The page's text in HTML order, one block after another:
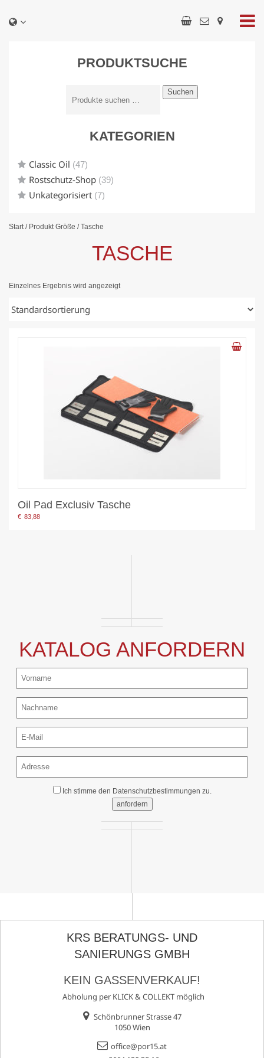
PRODUKTSUCHE
Suchen
KATEGORIEN
Classic Oil (47)
Rostschutz-Shop (39)
Unkategorisiert (7)
Start/ Produkt Größe / Tasche
TASCHE
Einzelnes Ergebnis wird angezeigt
Oil Pad Exclusiv Tasche
€ 83,88
KATALOG ANFORDERN
Ich stimme den Datenschutzbestimmungen zu.
anfordern
KRS BERATUNGS- UND
SANIERUNGS GMBH
KEIN GASSENVERKAUF!
Abholung per KLICK & COLLEKT möglich
Schönbrunner Strasse 47
1050 Wien
office@por15.at